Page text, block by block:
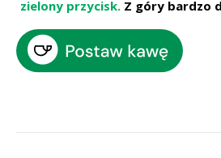
zielony przycisk.Z góry bardzo